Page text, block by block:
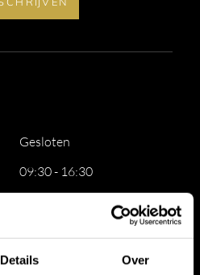
Details Over
Gesloten
09:30 - 16:30
09:30 - 16:30